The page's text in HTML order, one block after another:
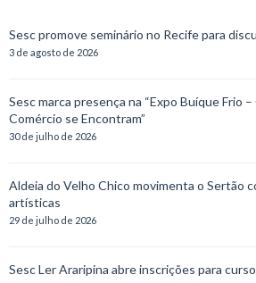
Sesc promove seminário no Recife para
3 de agosto de 2026
Sesc marca presença na “Expo Buíque Frio
Comércio se Encontram”
30 de julho de 2026
Aldeia do Velho Chico movimenta o Sertão
artísticas
29 de julho de 2026
Sesc Ler Araripina abre inscrições para